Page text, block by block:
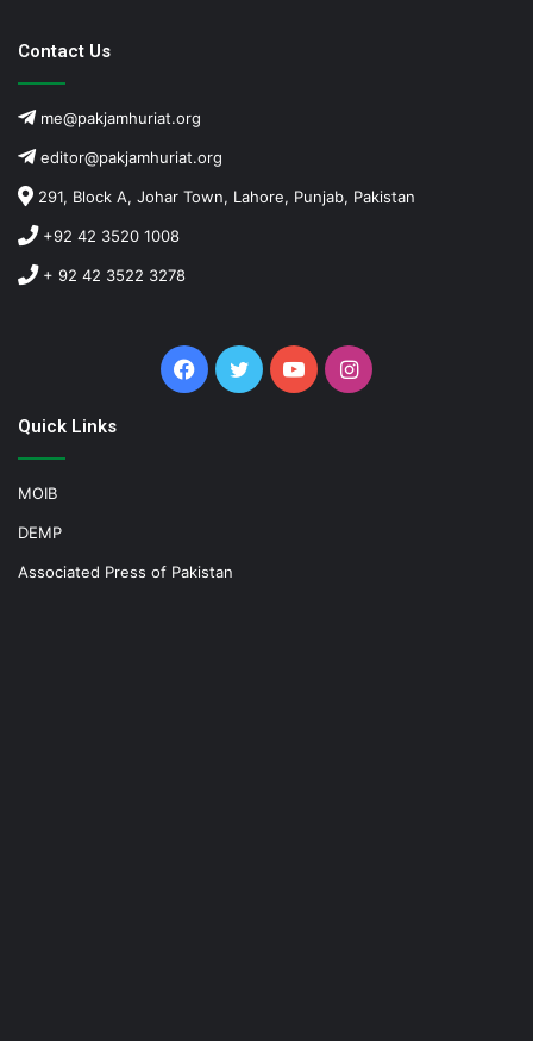
Contact Us
me@pakjamhuriat.org
editor@pakjamhuriat.org
291, Block A, Johar Town, Lahore, Punjab, Pakistan
+92 42 3520 1008
+ 92 42 3522 3278
Facebook
TwitterYouTubeInstagram
Quick Links
MOIB
DEMP
Associated Press of Pakistan